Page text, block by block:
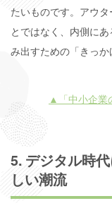
たいものです。アウ
とではなく、内側に
み出すための「きっか
▲「中小企業
5. デジタル時
しい潮流